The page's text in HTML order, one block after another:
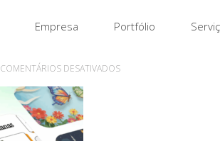
Empresa Portfólio
COMENTÁRIOS DESATIVADOSEM